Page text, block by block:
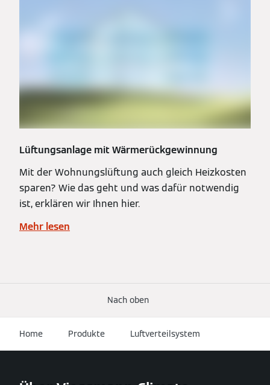
Lüftungsanlage mit Wärmerückgewinnung
Mit der Wohnungslüftung auch gleich Heizkosten
sparen? Wie das geht und was dafür notwendig
ist, erklären wir Ihnen hier.
Mehr lesen
Nach oben
Home Produkte Luftverteilsystem